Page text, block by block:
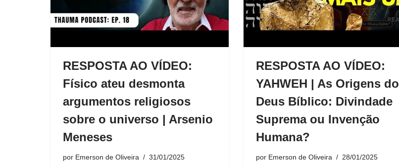
RESPOSTA AO VÍDEO:
Físico ateu desmonta
argumentos religiosos
sobre o universo | Arsenio
Meneses
por Emerson de Oliveira 31/01/2025
RESPOSTA AO VÍDEO:
YAHWEH | As Origens do
Deus Bíblico: Divindade
Suprema ou Invenção
Humana?
por Emerson de Oliveira 28/01/2025